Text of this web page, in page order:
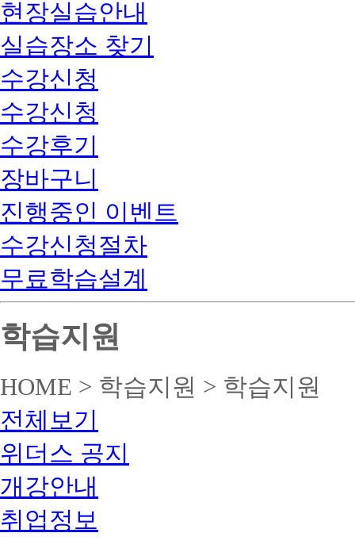
현장실습안내
실습장소 찾기
수강신청
수강신청
수강후기
장바구니
진행중인 이벤트
수강신청절차
무료학습설계
학습지원
HOME > 학습지원 > 학습지원
전체보기
위더스 공지
개강안내
취업정보